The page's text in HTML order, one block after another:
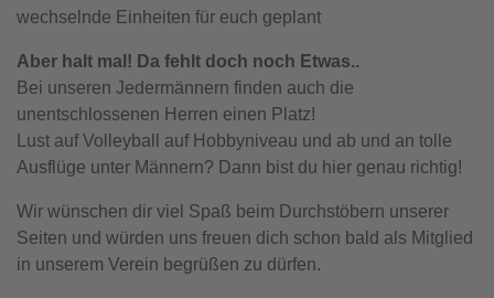
wechselnde Einheiten für euch geplant
Aber halt mal! Da fehlt doch noch Etwas..
Bei unseren Jedermännern finden auch die
unentschlossenen Herren einen Platz!
Lust auf Volleyball auf Hobbyniveau und ab und an tolle
Ausflüge unter Männern? Dann bist du hier genau richtig!
Wir wünschen dir viel Spaß beim Durchstöbern unserer
Seiten und würden uns freuen dich schon bald als Mitglied
in unserem Verein begrüßen zu dürfen.